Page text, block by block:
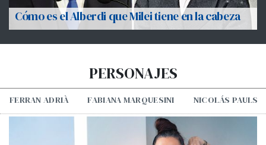
Cómo es el Alberdi que Milei tiene en la cabeza
PERSONAJES
FERRAN ADRIÀ FABIANA MARQUESINI NICOLÁS PAULS